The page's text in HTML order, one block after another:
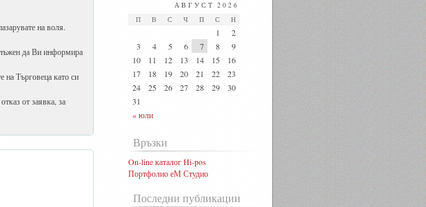
на воля.
да Ви информира
на Търговеца като си
от заявка, за
АВГУСТ 2026
П
В С Ч П С Н
« юли
1
2
3
4 5 6 7 8
9
10
11 12 13 14 15
16
17
18 19 20 21 22
23
24
25 26 27 28 29
30
31
Връзки
On-line каталог Hi-pos
Портфолио еМ Студио
Последни публикации